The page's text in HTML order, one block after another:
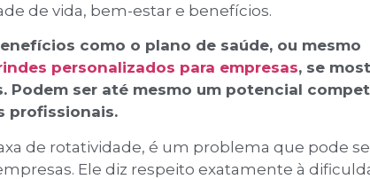
de vida, bem-estar e benefícios.
como o plano de saúde, ou mesmo
personalizados para empresas, se
Podem ser até mesmo um potencial
profissionais.
de rotatividade, é um problema que pode
Ele diz respeito exatamente à